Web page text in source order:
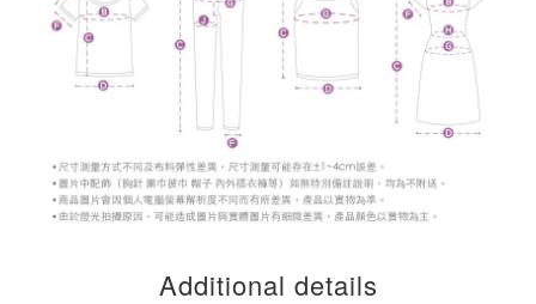
Additional details